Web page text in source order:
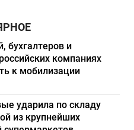
бухгалтеров и
компаниях
к мобилизации
ударила по складу
из крупнейших